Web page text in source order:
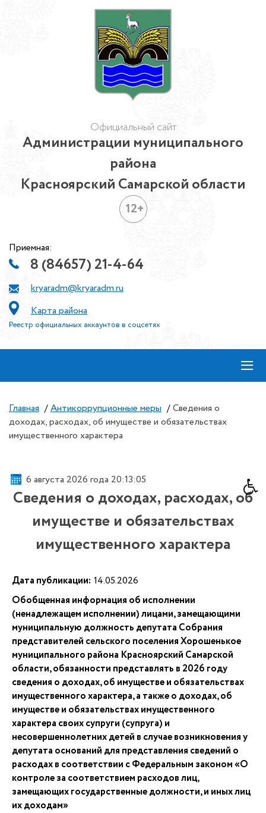
Официальный сайт
Администрации муниципального
района
Красноярский Самарской области
12+
Приемная:
8 (84657) 21-4-64
kryaradm@kryaradm.ru
Карта района
Реестр официальных аккаунтов в соцсетях
≡
Главная / Антикоррупционные меры / Сведения о
доходах, расходах, об имуществе и обязательствах
имущественного характера
6 августа 2026 года 20:13:06
Сведения о доходах, расходах, об
имуществе и обязательствах
имущественного характера
Дата публикации: 14.05.2026
Обобщенная информация об исполнении
(ненадлежащем исполнении) лицами, замещающими
муниципальную должность депутата Собрания
представителей сельского поселения Хорошенькое
муниципального района Красноярский Самарской
области, обязанности представлять в 2026 году
сведения о доходах, об имуществе и обязательствах
имущественного характера, а также о доходах, об
имуществе и обязательствах имущественного
характера своих супруги (супруга) и
несовершеннолетних детей в случае возникновения у
депутата оснований для представления сведений о
расходах в соответствии с Федеральным законом «О
контроле за соответствием расходов лиц,
замещающих государственные должности, и иных лиц
их доходам»